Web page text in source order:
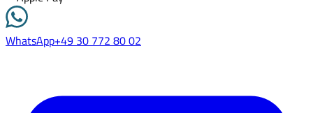
WhatsApp+49 30 772 80 02